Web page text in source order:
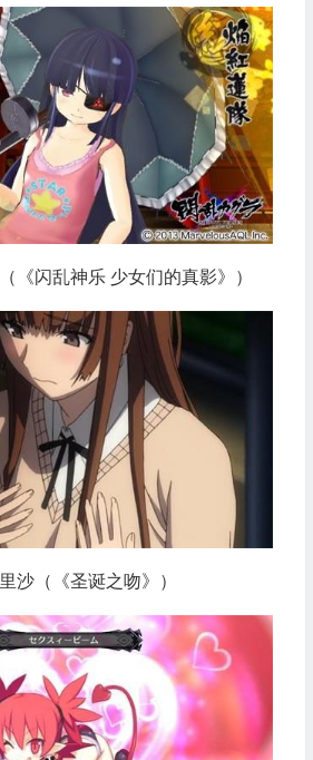
《闪乱神乐 少女们的真影》）
沙（《圣诞之吻》）